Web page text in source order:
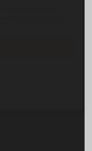
para me